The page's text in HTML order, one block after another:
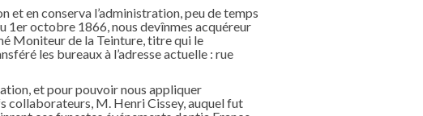
en conserva l’administration, peu de temps
1er octobre 1866, nous devînmes acquéreur
Moniteur de la Teinture, titre qui le
les bureaux à l’adresse actuelle : rue
et pour pouvoir nous appliquer
collaborateurs, M. Henri Cissey, auquel fut